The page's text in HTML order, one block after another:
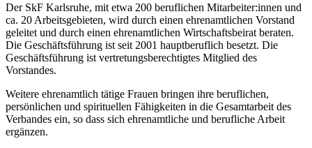
Der SkF Karlsruhe, mit etwa 200 beruflichen Mitarbeiter:innen und
ca. 20 Arbeitsgebieten, wird durch einen ehrenamtlichen Vorstand
geleitet und durch einen ehrenamtlichen Wirtschaftsbeirat beraten.
Die Geschäftsführung ist seit 2001 hauptberuflich besetzt. Die
Geschäftsführung ist vertretungsberechtigtes Mitglied des
Vorstandes.
Weitere ehrenamtlich tätige Frauen bringen ihre beruflichen,
persönlichen und spirituellen Fähigkeiten in die Gesamtarbeit des
Verbandes ein, so dass sich ehrenamtliche und berufliche Arbeit
ergänzen.